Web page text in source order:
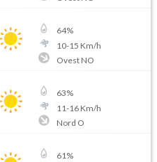
64%
10-15 Km/h
Ovest NO
63%
11-16Km/h
Nord O
61%